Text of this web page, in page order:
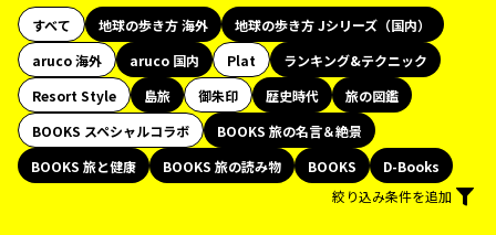
すべて 地球の歩き方 海外
地球の歩き方 Jシリーズ（国内）
aruco 海外
aruco 国内 Plat
ランキング&テクニック
Resort Style
島旅 御朱印 歴史時代
旅の図鑑
BOOKS スペシャルコラボ
BOOKS 旅の名言＆絶景
BOOKS 旅と健康
BOOKS 旅の読み物 BOOKS
D-Books
絞り込み条件を追加